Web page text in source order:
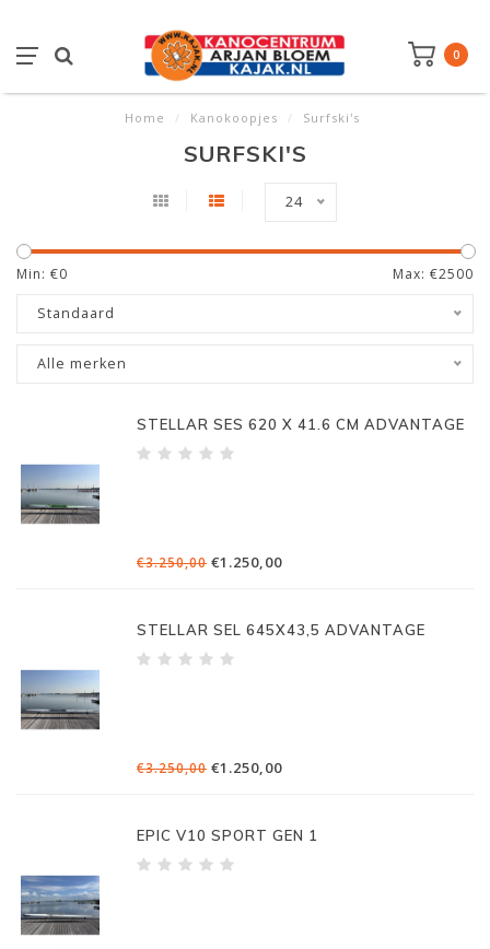
0
Home / Kanokoopjes / Surfski's
SURFSKI'S
24
Min: €0 Max: €2500
Standaard
Alle merken
STELLAR SES 620 X 41.6 CM ADVANTAGE
€3.250,00 €1.250,00
STELLAR SEL 645X43,5 ADVANTAGE
€3.250,00 €1.250,00
EPIC V10 SPORT GEN 1